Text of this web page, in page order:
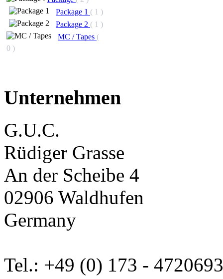
Package 1 ( 1 )
Package 2 ( 1 )
MC / Tapes (
0 )
Unternehmen
G.U.C.
Rüdiger Grasse
An der Scheibe 4
02906 Waldhufen
Germany
Tel.: +49 (0) 173 - 4720693